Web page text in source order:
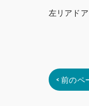
左リアド
< 前のペ